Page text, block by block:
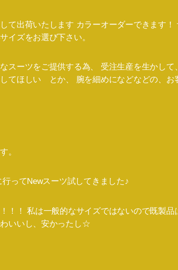
て出荷いたします カラーオーダーできま
イズをお選び下さい。
スーツをご提供する為、 受注生産を生かして
てほしい とか、 腕を細めになどなどの、お
。
ってNewスーツ試してきました♪
！！ 私は一般的なサイズではないので既製
いいし、安かったし☆